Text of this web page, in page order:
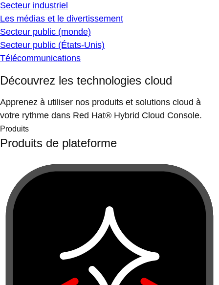
Secteur industriel
Les médias et le divertissement
Secteur public (monde)
Secteur public (États-Unis)
Télécommunications
Découvrez les technologies cloud
Apprenez à utiliser nos produits et solutions cloud à
votre rythme dans Red Hat® Hybrid Cloud Console.
Produits
Produits de plateforme